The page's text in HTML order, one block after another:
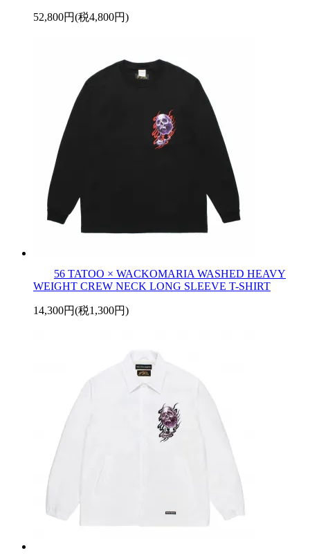
52,800円(税4,800円)
56 TATOO × WACKOMARIA WASHED HEAVY
WEIGHT CREW NECK LONG SLEEVE T-SHIRT
14,300円(税1,300円)